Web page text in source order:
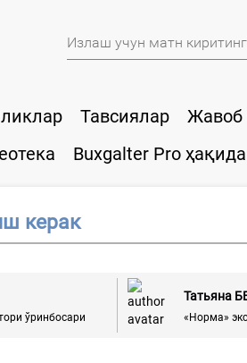
Тавсиялар Жавоб
Buxgalter Pro ҳақида
керак
ўринбосари
Татьяна
«Норма»